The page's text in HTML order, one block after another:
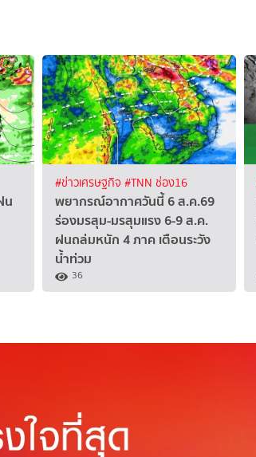
น
#ข่าวเศรษฐกิจ #TNN ช่อง16
พยากรณ์อากาศวันนี้ 6 ส.ค.69
ร่องมรสุม-มรสุมแรง 6-9 ส.ค.
ฝนถล่มหนัก 4 ภาค เตือนระวัง
น้ำท่วม
36